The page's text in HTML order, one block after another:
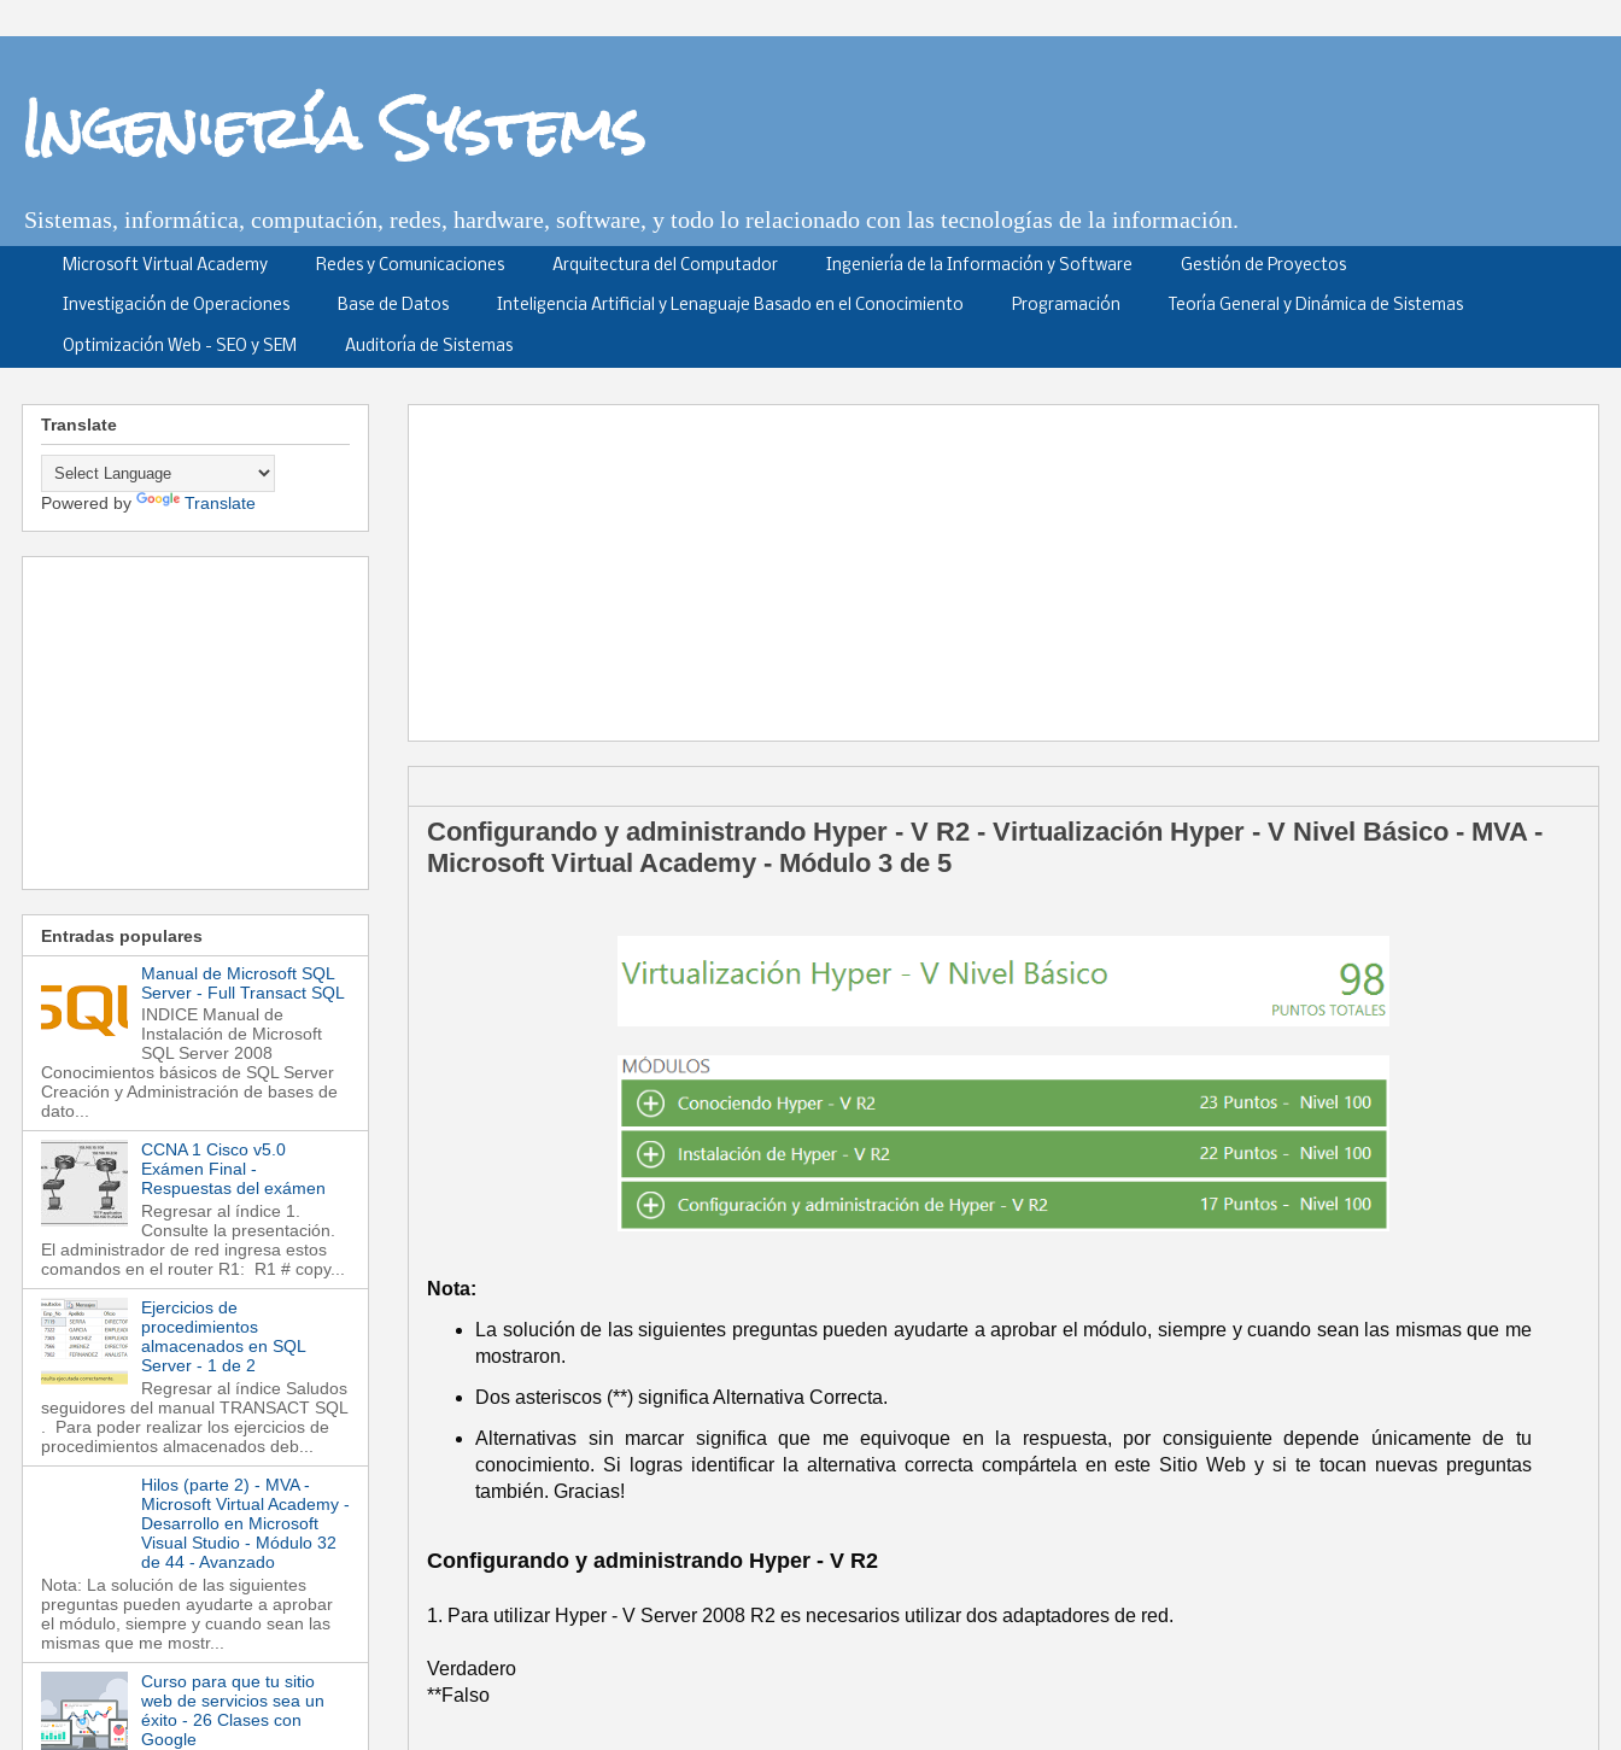
Ingeniería Systems
Sistemas, informática, computación, redes, hardware, software, y todo lo relacionado con las tecnologías de la información.
Microsoft Virtual Academy Redes y Comunicaciones Arquitectura del Computador Ingeniería de la Información y Software Gestión de Proyectos
Investigación de Operaciones Base de Datos Inteligencia Artificial y Lenaguaje Basado en el Conocimiento Programación Teoría General y Dinámica de Sistemas
Optimización Web - SEO y SEM Auditoría de Sistemas
Configurando y administrando Hyper - V R2 - Virtualización Hyper - V Nivel Básico - MVA -
Microsoft Virtual Academy - Módulo 3 de 5
Nota:
La solución de las siguientes preguntas pueden ayudarte a aprobar el módulo, siempre y cuando sean las mismas que me
mostraron.
Dos asteriscos (**) significa Alternativa Correcta.
Alternativas sin marcar significa que me equivoque en la respuesta, por consiguiente depende únicamente de tu
conocimiento. Si logras identificar la alternativa correcta compártela en este Sitio Web y si te tocan nuevas preguntas
también. Gracias!
Configurando y administrando Hyper - V R2
1. Para utilizar Hyper - V Server 2008 R2 es necesarios utilizar dos adaptadores de red.
Verdadero
**Falso
Translate
Powered by Translate
Entradas populares
Manual de Microsoft SQL
Server - Full Transact SQL
INDICE Manual de
Instalación de Microsoft
SQL Server 2008
Conocimientos básicos de SQL Server
Creación y Administración de bases de
dato...
CCNA 1 Cisco v5.0
Exámen Final -
Respuestas del exámen
Regresar al índice 1.
Consulte la presentación.
El administrador de red ingresa estos
comandos en el router R1: R1 # copy...
Ejercicios de
procedimientos
almacenados en SQL
Server - 1 de 2
Regresar al índice Saludos
seguidores del manual TRANSACT SQL
. Para poder realizar los ejercicios de
procedimientos almacenados deb...
Hilos (parte 2) - MVA -
Microsoft Virtual Academy -
Desarrollo en Microsoft
Visual Studio - Módulo 32
de 44 - Avanzado
Nota: La solución de las siguientes
preguntas pueden ayudarte a aprobar
el módulo, siempre y cuando sean las
mismas que me mostr...
Curso para que tu sitio
web de servicios sea un
éxito - 26 Clases con
Google